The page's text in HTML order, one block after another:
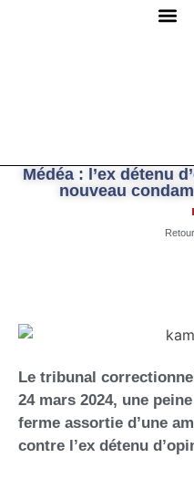
Médéa : l’ex détenu
nouveau
Le tribunal
24 mars 2024, une
ferme assortie d’une
contre l’ex détenu